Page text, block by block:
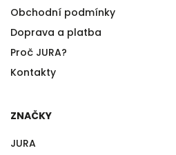
Obchodní podmínky
Doprava a platba
Proč JURA?
Kontakty
ZNAČKY
JURA